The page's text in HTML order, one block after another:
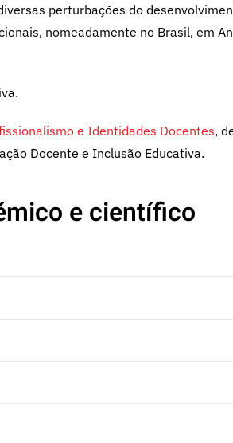
perturbações do
nomeadamente no Brasil, em
e Identidades Docentes,
Docente e Inclusão Educativa.
e científico